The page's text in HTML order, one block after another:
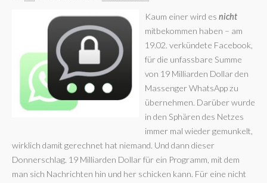
Kaum einer wird es nicht
mitbekommen haben – am
19.02. verkündete Facebook,
für die unfassbare Summe
von 19 Milliarden Dollar den
Massenger WhatsApp zu
übernehmen. Darüber wurde
in den Sphären des Netzes
immer mal wieder gemunkelt,
wirklich damit gerechnet hat niemand. Und dann dieser
Donnerschlag. 19 Milliarden Dollar für ein Programm, mit dem
man sich Nachrichten hin und her schicken kann. Für eine nicht